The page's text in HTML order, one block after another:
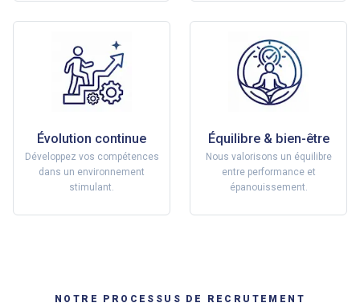
Évolution continue
Développez vos compétences
dans un environnement
stimulant.
Équilibre & bien-être
Nous valorisons un équilibre
entre performance et
épanouissement.
NOTRE PROCESSUS DE RECRUTEMENT